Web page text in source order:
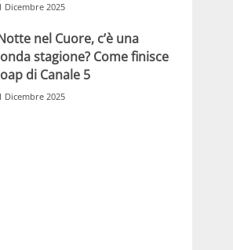
Dicembre 2025
nel Cuore, c’è una
stagione? Come finisce
di Canale 5
Dicembre 2025